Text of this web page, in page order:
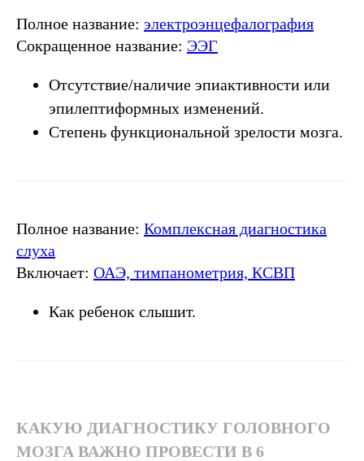
Полное название: электроэнцефалография
Сокращенное название: ЭЭГ
Отсутствие/наличие эпиактивности или
эпилептиформных изменений.
Степень функциональной зрелости мозга.
Полное название: Комплексная диагностика
слуха
Включает: ОАЭ, тимпанометрия, КСВП
Как ребенок слышит.
КАКУЮ ДИАГНОСТИКУ ГОЛОВНОГО
МОЗГА ВАЖНО ПРОВЕСТИ В 6